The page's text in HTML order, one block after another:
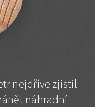
nejdříve zjistil
náhradní